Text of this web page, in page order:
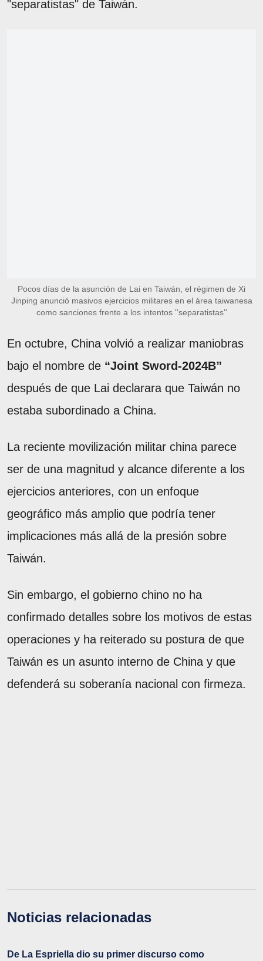
"separatistas" de Taiwán.
Pocos días de la asunción de Lai en Taiwán, el régimen de Xi
Jinping anunció masivos ejercicios militares en el área taiwanesa
como sanciones frente a los intentos ''separatistas''
En octubre, China volvió a realizar maniobras
bajo el nombre de “Joint Sword-2024B”
después de que Lai declarara que Taiwán no
estaba subordinado a China.
La reciente movilización militar china parece
ser de una magnitud y alcance diferente a los
ejercicios anteriores, con un enfoque
geográfico más amplio que podría tener
implicaciones más allá de la presión sobre
Taiwán.
Sin embargo, el gobierno chino no ha
confirmado detalles sobre los motivos de estas
operaciones y ha reiterado su postura de que
Taiwán es un asunto interno de China y que
defenderá su soberanía nacional con firmeza.
Noticias relacionadas
De La Espriella dio su primer discurso como